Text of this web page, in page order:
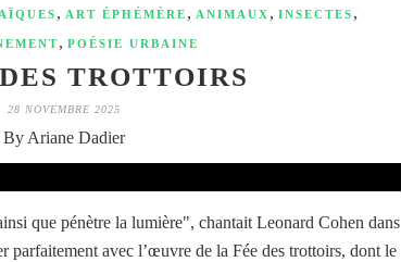
, ART ÉPHÉMÈRE , ANIMAUX , INSECTES ,
, POÉSIE URBAINE
TROTTOIRS
28 NOVEMBRE 2025
By Ariane Dadier
que pénètre la lumière", chantait Leonard Cohen dans
parfaitement avec l’œuvre de la Fée des trottoirs, dont le